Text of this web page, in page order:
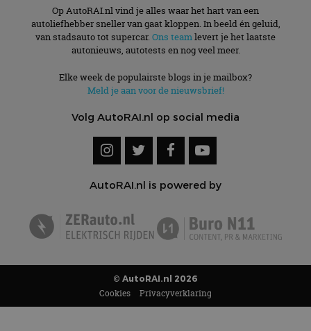
Op AutoRAI.nl vind je alles waar het hart van een
autoliefhebber sneller van gaat kloppen. In beeld én geluid,
van stadsauto tot supercar. Ons teamlevert je het laatste
autonieuws, autotests en nog veel meer.
Elke week de populairste blogs in je mailbox?
Meld je aan voor de nieuwsbrief!
Volg AutoRAI.nl op social media
AutoRAI.nl is powered by
© AutoRAI.nl 2026
Cookies Privacyverklaring